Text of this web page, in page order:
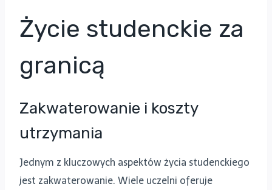
Życie studenckie za
granicą
Zakwaterowanie i koszty
utrzymania
Jednym z kluczowych aspektów życia studenckiego
jest zakwaterowanie. Wiele uczelni oferuje